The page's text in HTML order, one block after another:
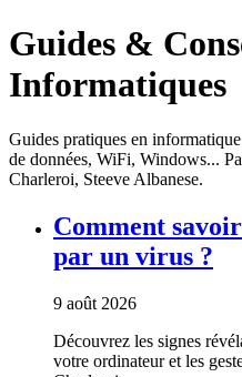
Guides &
Informatiques
Guides pratiques en
de données, WiFi, Windows...
Charleroi, Steeve Albanese.
Comment
par un virus ?
9 août 2026
Découvrez les signes
votre ordinateur et les